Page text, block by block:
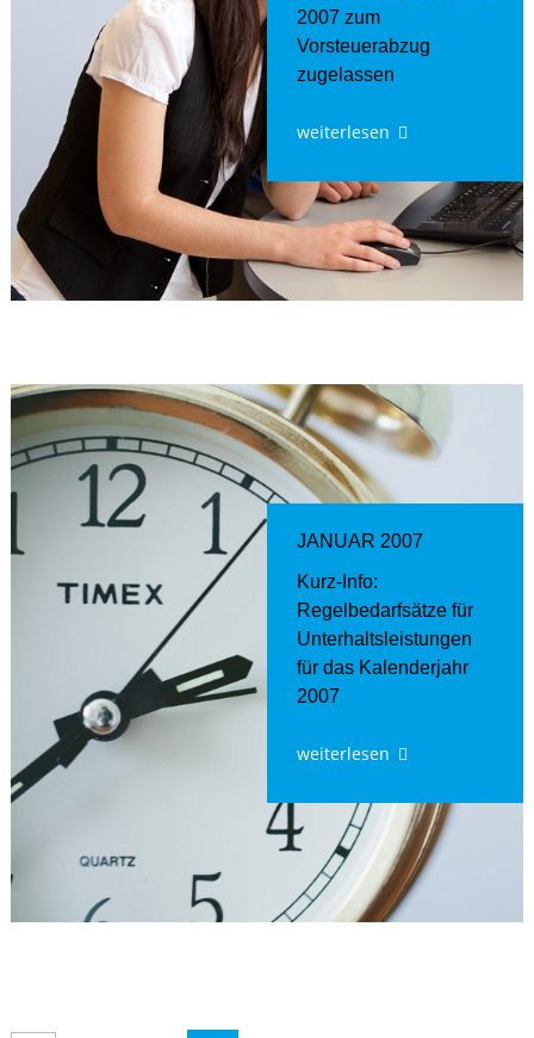
2007 zum
Vorsteuerabzug
zugelassen
weiterlesen
JANUAR 2007
Kurz-Info:
Regelbedarfsätze für
Unterhaltsleistungen
für das Kalenderjahr
2007
weiterlesen